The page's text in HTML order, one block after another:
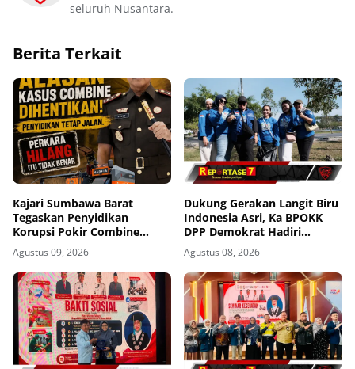
seluruh Nusantara.
Berita Terkait
Kajari Sumbawa Barat
Tegaskan Penyidikan
Korupsi Pokir Combine
Tetap Berjalan, Agung: Tidak
Ada Alasan Kasus
Dihentikan
Agustus 09, 2026
Dukung Gerakan Langit Biru
Indonesia Asri, Ka BPOKK
DPP Demokrat Hadiri
Kegiatan di Loteng
Agustus 08, 2026